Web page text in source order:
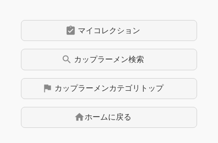
assignment_turned_in マイコレクション
search カップラーメン検索
flag カップラーメンカテゴリトップ
homeホームに戻る